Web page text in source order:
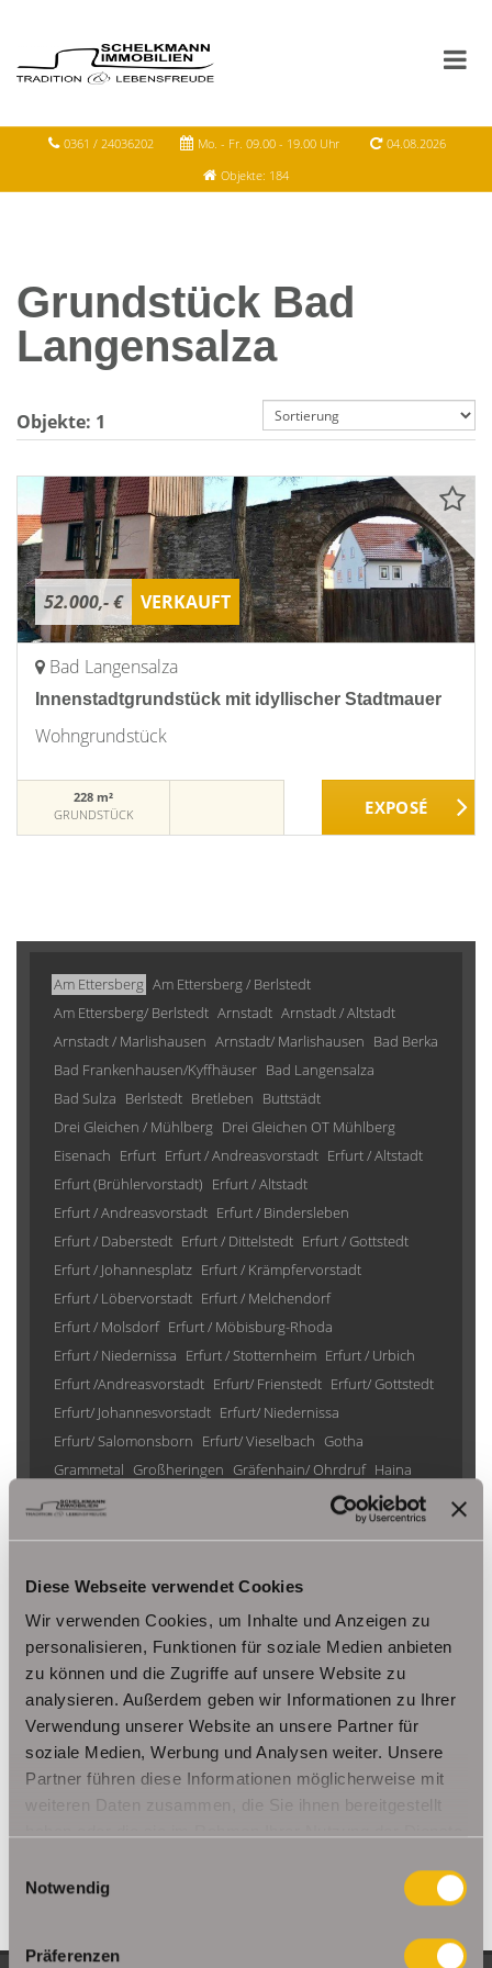
Diese Webseite verwendet Cookies
Wir verwenden Cookies, um Inhalte und Anzeigen zu
personalisieren, Funktionen für soziale Medien anbieten
zu können und die Zugriffe auf unsere Website zu
analysieren. Außerdem geben wir Informationen zu Ihrer
Verwendung unserer Website an unsere Partner für
soziale Medien, Werbung und Analysen weiter. Unsere
Partner führen diese Informationen möglicherweise mit
weiteren Daten zusammen, die Sie ihnen bereitgestellt
Notwendig
Präferenzen
0361 / 24036202 Mo. - Fr. 09.00 - 19.00 Uhr
04.08.2026
Objekte: 184
Grundstück Bad
Langensalza
Objekte: 1
52.000,- € VERKAUFT
Bad Langensalza
Innenstadtgrundstück mit idyllischer Stadtmauer
Wohngrundstück
228 m²
GRUNDSTÜCK
Am Ettersberg Am Ettersberg / Berlstedt
Am Ettersberg/ Berlstedt Arnstadt Arnstadt / Altstadt
Arnstadt / Marlishausen Arnstadt/ Marlishausen Bad Berka
Bad Frankenhausen/Kyffhäuser Bad Langensalza
Bad Sulza Berlstedt Bretleben Buttstädt
Drei Gleichen / Mühlberg Drei Gleichen OT Mühlberg
Eisenach Erfurt Erfurt / Andreasvorstadt Erfurt / Altstadt
Erfurt (Brühlervorstadt) Erfurt / Altstadt
Erfurt / Andreasvorstadt Erfurt / Bindersleben
Erfurt / Daberstedt Erfurt / Dittelstedt Erfurt / Gottstedt
Erfurt / Johannesplatz Erfurt / Krämpfervorstadt
Erfurt / Löbervorstadt Erfurt / Melchendorf
Erfurt / Molsdorf Erfurt / Möbisburg-Rhoda
Erfurt / Niedernissa Erfurt / Stotternheim Erfurt / Urbich
Erfurt /Andreasvorstadt Erfurt/ Frienstedt Erfurt/ Gottstedt
Erfurt/ Johannesvorstadt Erfurt/ Niedernissa
Erfurt/ Salomonsborn Erfurt/ Vieselbach Gotha
Grammetal Großheringen Gräfenhain/ Ohrdruf Haina
Herbsleben
Ohrdruf Riethnordhausen Ruhla
Saalfeld/Saale / Remschütz
Steinbach-Hallenberg/ Viernau
Tonna / Gräfentonna Udestedt
Unstrut- Hainich /Großengottern
Weimar / Legefeld
Immo Am Ettersberg Haus Am Ettersberg Häuser Am Ettersberg
kaufen Am Ettersberg Immobilie Am Ettersberg Immobilien Am
Ettersberg
Hauskauf Am Ettersberg
Immobilienkauf Am
Ettersberg